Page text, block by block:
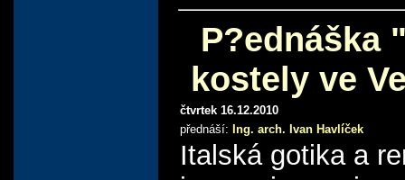
P?ednáška
kostely ve
čtvrtek 16.12.2010
přednáší: Ing. arch. Ivan Havlíček
Italská gotika a